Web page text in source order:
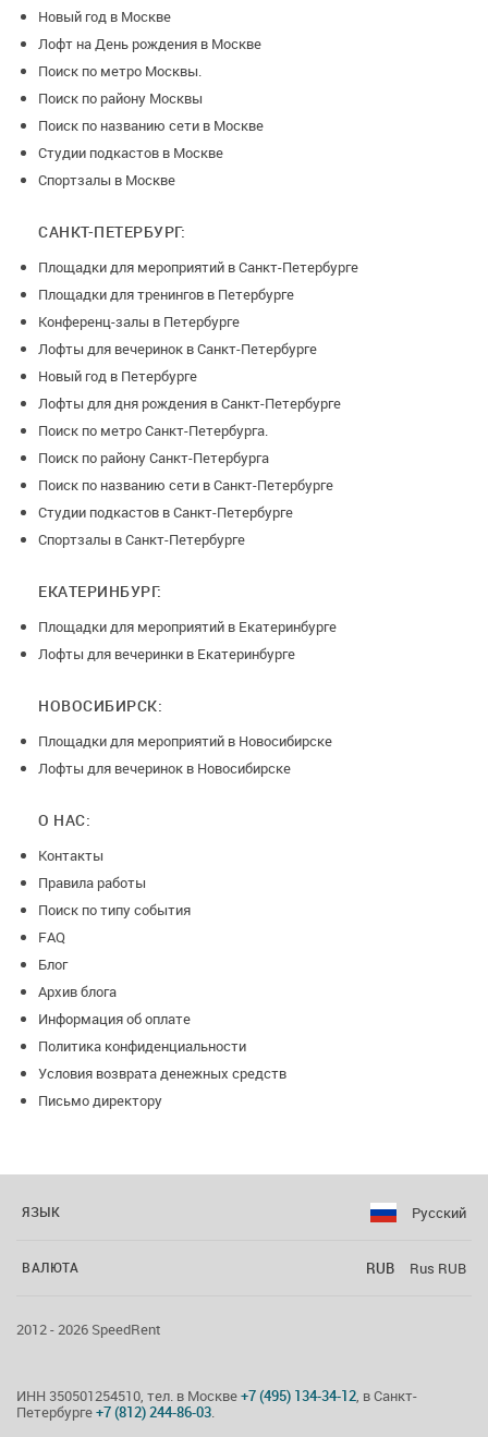
Не хотите заказывать бар или кейтеринг?
Приносите еду и напитки с собой без пробкового сбора.
Стоимость аренды за час:
Март - Май
ПН-ЧТ - 5 500 руб/час
ПТ-ВС - 8 000 руб/час
Июнь - Август
ПН-ЧТ - 6 000 руб/час
ПТ-ВС - 9 000 руб/час
Цена может измениться, для точного расчета обращайтесь
Залог за сохранность лофта составляет 10 000 руб., а на
руб.
Скарлет - от 1200 руб/час
Виола Восточная - от 4000 руб/час
Большие лофты до 200 человек - Соул, Гаваи и Виола - от
6000 руб/час
Новый год в Москве
Лофт на День рождения в Москве
Поиск по метро Москвы.
Поиск по району Москвы
Поиск по названию сети в Москве
Студии подкастов в Москве
Спортзалы в Москве
САНКТ-ПЕТЕРБУРГ:
Площадки для мероприятий в Санкт-Петербурге
Площадки для тренингов в Петербурге
Конференц-залы в Петербурге
Лофты для вечеринок в Санкт-Петербурге
Новый год в Петербурге
Лофты для дня рождения в Санкт-Петербурге
Поиск по метро Санкт-Петербурга.
Поиск по району Санкт-Петербурга
Поиск по названию сети в Санкт-Петербурге
Студии подкастов в Санкт-Петербурге
Спортзалы в Санкт-Петербурге
ЕКАТЕРИНБУРГ:
Площадки для мероприятий в Екатеринбурге
Лофты для вечеринки в Екатеринбурге
НОВОСИБИРСК:
Площадки для мероприятий в Новосибирске
Лофты для вечеринок в Новосибирске
О НАС:
Контакты
Правила работы
Поиск по типу события
FAQ
Блог
Архив блога
Информация об оплате
Политика конфиденциальности
Условия возврата денежных средств
Письмо директору
ЯЗЫК Русский
ВАЛЮТА RUB Rus RUB
2012 - 2026 SpeedRent
ИНН 350501254510, тел. в Москве+7 (495) 134-34-12, в Санкт-
Петербурге+7 (812) 244-86-03.